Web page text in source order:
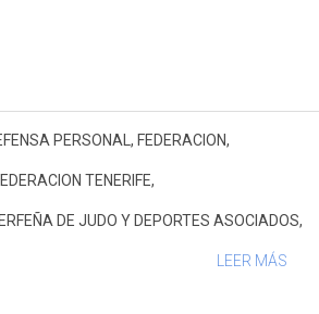
PERSONAL , FEDERACION,
TENERIFE,
DE JUDO Y DEPORTES ASOCIADOS,
LEER MÁS